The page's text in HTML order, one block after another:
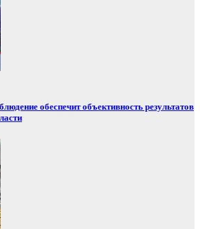
обеспечит объективность результатов